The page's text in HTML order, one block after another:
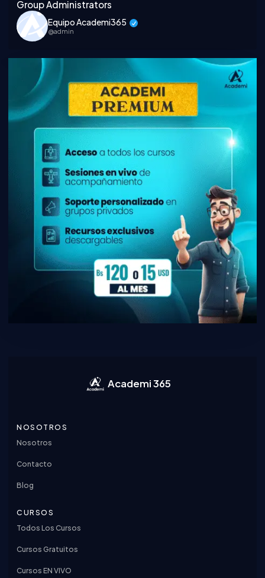
Group Administrators
Equipo Academi365
@admin
Academi 365
NOSOTROS
Nosotros
Contacto
Blog
CURSOS
Todos Los Cursos
Cursos Gratuitos
Cursos EN VIVO